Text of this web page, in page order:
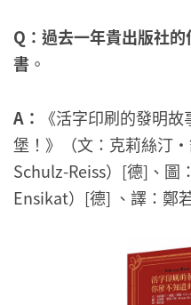
Q ：過去一年貴出版社
書 。
A ：
《活字印刷的發明
堡！》（文：克莉絲汀
Schulz-Reiss）[德]、圖
Ensikat）[德] 、譯：鄭若